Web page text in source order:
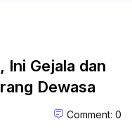
Ini Gejala dan
Dewasa
Comment: 0